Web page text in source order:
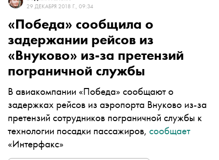
29 ДЕКАБРЯ 2018 Г., 09:34
«Победа» сообщила о
задержании рейсов из
«Внуково» из-за претензий
пограничной службы
В авиакомпании «Победа» сообщают о
задержках рейсов из аэропорта Внуково из-за
претензий сотрудников пограничной службы к
технологии посадки пассажиров, сообщает
«Интерфакс»